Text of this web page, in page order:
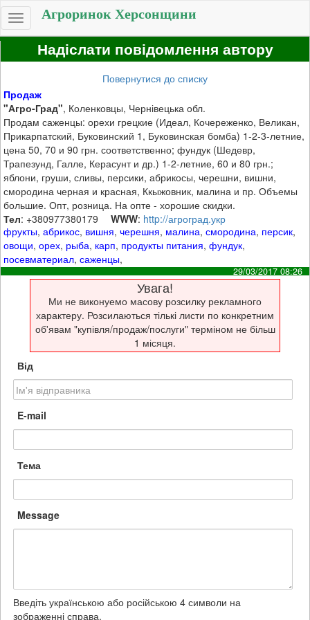
Toggle
navigation
Агроринок Херсонщини
Надіслати повідомлення автору
Повернутися до списку
Продаж
"Агро-Град", Коленковцы, Чернівецька обл.
Продам саженцы: орехи грецкие (Идеал, Кочереженко, Великан,
Прикарпатский, Буковинский 1, Буковинская бомба) 1-2-3-летние,
цена 50, 70 и 90 грн. соответственно; фундук (Шедевр,
Трапезунд, Галле, Керасунт и др.) 1-2-летние, 60 и 80 грн.;
яблони, груши, сливы, персики, абрикосы, черешни, вишни,
смородина черная и красная, Ккыжовник, малина и пр. Объемы
большие. Опт, розница. На опте - хорошие скидки.
Тел: +380977380179 WWW: http://агроград.укр
фрукты,абрикос, вишня,черешня, малина,смородина, персик,
овощи,орех, рыба, карп, продукты питания,фундук,
посевматериал,саженцы,
29/03/2017 08:26
Увага!
Ми не виконуемо масову розсилку рекламного
характеру. Розсилаються тількі листи по конкретним
об'явам "купівля/продаж/послуги" терміном не більш
1 місяця.
Від
E-mail
Тема
Message
Введіть українською або російською 4 символи на
зображенні справа.